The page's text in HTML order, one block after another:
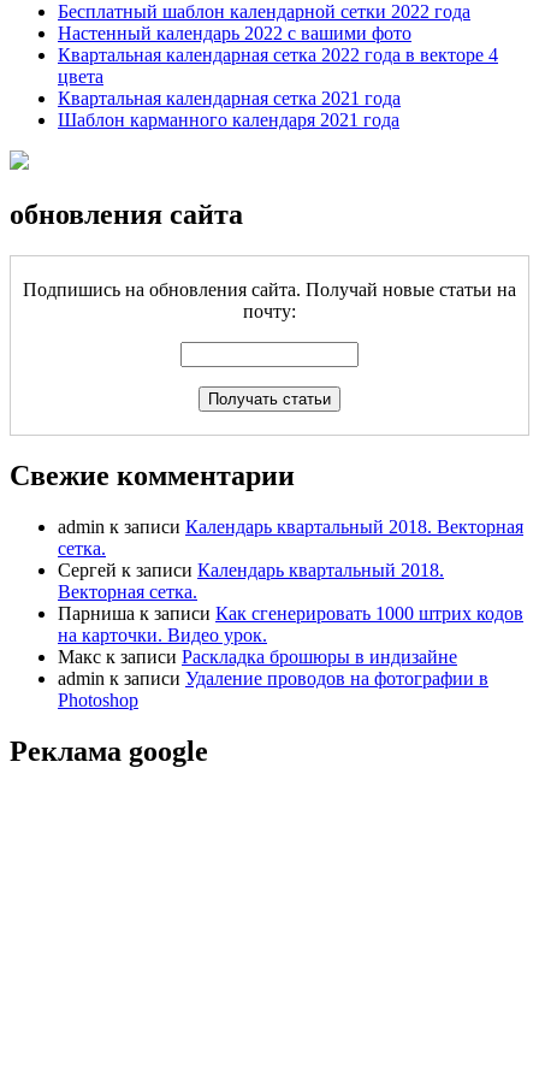
Бесплатный шаблон календарной сетки 2022 года
Настенный календарь 2022 с вашими фото
Квартальная календарная сетка 2022 года в векторе 4
цвета
Квартальная календарная сетка 2021 года
Шаблон карманного календаря 2021 года
обновления сайта
Подпишись на обновления сайта. Получай новые статьи на
почту:
Свежие комментарии
admin к записи Календарь квартальный 2018. Векторная
сетка.
Сергей к записи Календарь квартальный 2018.
Векторная сетка.
Парниша к записи Как сгенерировать 1000 штрих кодов
на карточки. Видео урок.
Макс к записи Раскладка брошюры в индизайне
admin к записи Удаление проводов на фотографии в
Photoshop
Реклама google